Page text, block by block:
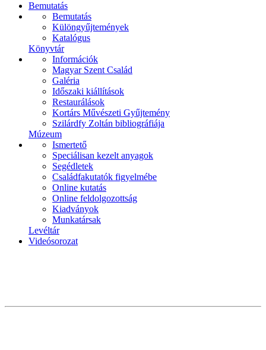
Bemutatás
Bemutatás
Különgyűjtemények
Katalógus
Könyvtár
Információk
Magyar Szent Család
Galéria
Időszaki kiállítások
Restaurálások
Kortárs Művészeti Gyűjtemény
Szilárdfy Zoltán bibliográfiája
Múzeum
Ismertető
Speciálisan kezelt anyagok
Segédletek
Családfakutatók figyelmébe
Online kutatás
Online feldolgozottság
Kiadványok
Munkatársak
Levéltár
Videósorozat